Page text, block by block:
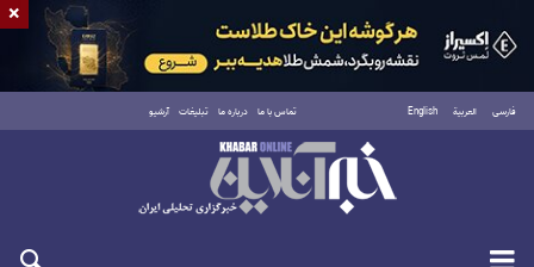
فارسی العربية English تماس با ما درباره ما تبلیغات آرشیو
شنبه ۱۷ مرداد ۱۴۰۵
×